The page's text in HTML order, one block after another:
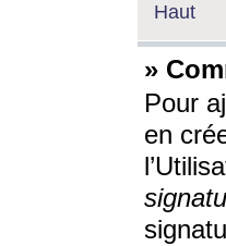
Haut
»
Pour
en